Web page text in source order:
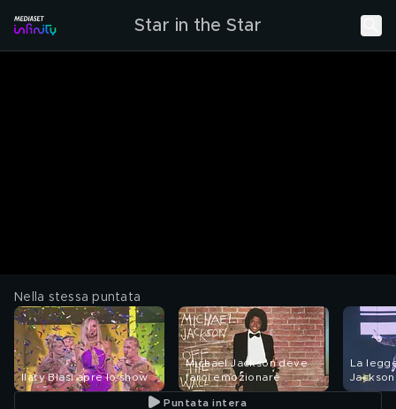
Star in the Star
Nella stessa puntata
Ilary Blasi apre lo show
Michael Jackson deve
farci emozionare
La
Stop 'Til
Puntata intera